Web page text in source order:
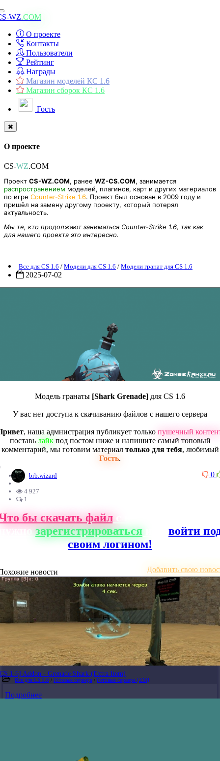
Toggle
navigation
WZ.COM
О проекте
Контакты
Пользователи
Рейтинг
Награды
Магазин моделей КС 1.6
Магазин сборок КС 1.6
Гость
О проекте
CS-WZ.COM
Проект CS-WZ.COM, ранее WZ-CS.COM, занимается
распространением моделей, плагинов, карт и других материалов
по игре Counter-Strike 1.6. Проект был основан в 2009 году и
пришёл на замену другому проекту, который потерял
актуальность.
Мы те, кто продолжают заниматься Counter-Strike 1.6, так как
для нашего проекта это интересно.
Все для CS 1.6 / Модели для CS 1.6 / Модели гранат для CS 1.6
2025-07-02
Модель гранаты [Shark Grenade] для CS 1.6
У вас нет доступа к скачиванию файлов с нашего сервера
, наша адмнистрация публикует только пушечный
поставь лайкпод постом ниже и напишите самый топовый
комментарий, мы готовим материал только для тебя, любимый
Гость.
0
brb.wizard
4 927
1
бы скачать файлс нашего сайта,
зарегистрироваться
войти
своим логином!
новости Добавить свою
CS 1.6] Addon - Grenade Shark (Extra Item)
Все для CS 1.6 / Готовые сервера / Готовые сервера [ZM]
Подробнее